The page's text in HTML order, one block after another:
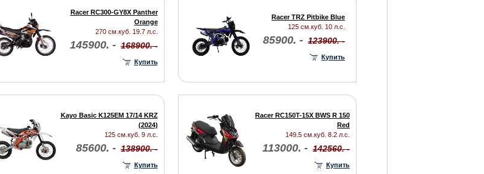
Racer RC300-GY8X Panther
Orange
270 см.куб. 19.7 л.с.
145900. - 168900. -
Купить
Racer TRZ Pitbike Blue
125 см.куб. 10 л.с.
85900. - 123900. -
Купить
Kayo Basic K125EM 17/14 KRZ
(2024)
125 см.куб. 9 л.с.
85600. - 138900. -
Купить
Racer RC150T-15X BWS R 150
Red
149.5 см.куб. 8.2 л.с.
113000. - 142560. -
Купить